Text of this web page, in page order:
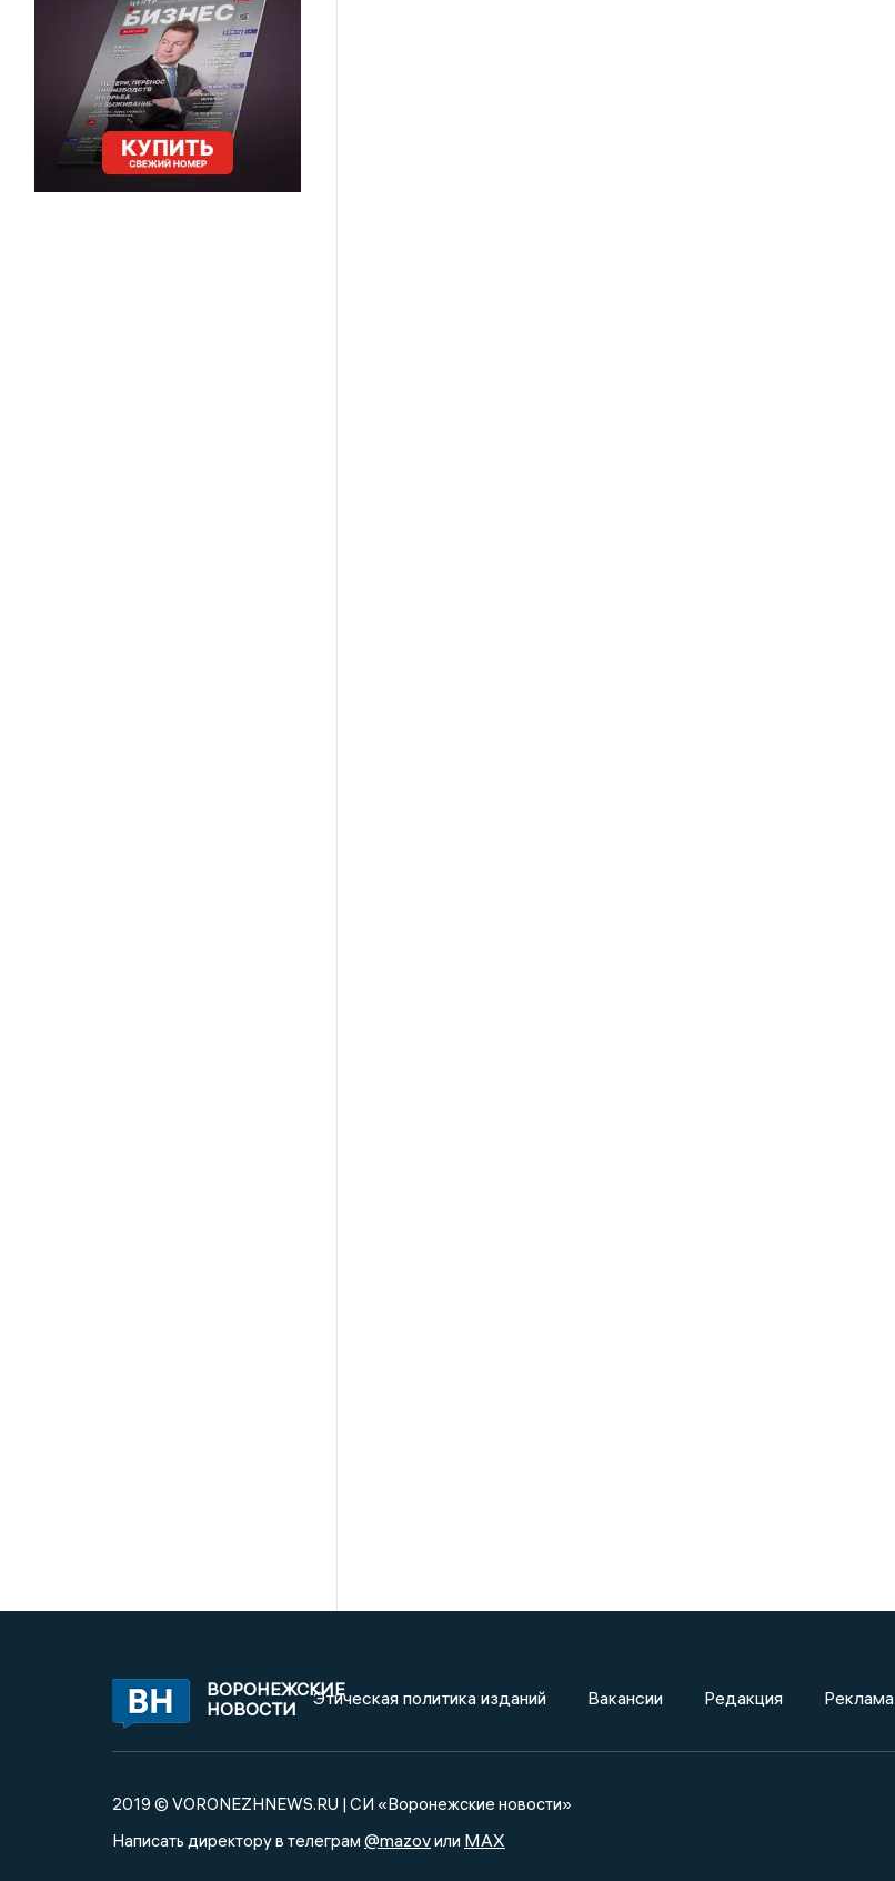
ВОРОНЕЖСКИЕ
НОВОСТИ
Этическая политика изданий Вакансии Редакция Реклама
2019 © VORONEZHNEWS.RU | СИ «Воронежские новости»
Написать директору в телеграм @mazovили MAX